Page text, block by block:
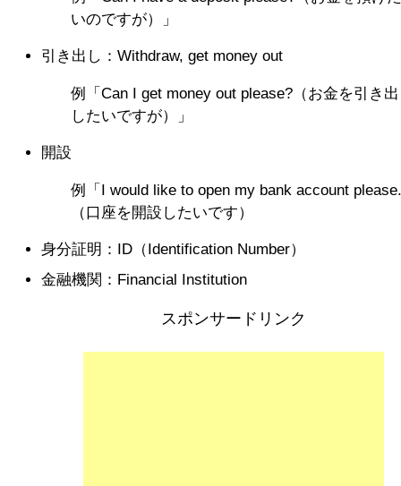
いのですが）」
引き出し：Withdraw, get money out
例「Can I get money out please?（お金を引き出
したいですが）」
開設
例「I would like to open my bank account
（口座を開設したいです）
身分証明：ID（Identification Number）
金融機関：Financial Institution
スポンサードリンク